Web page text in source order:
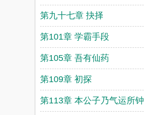
第九十七章 抉择
第101章 学霸手段
第105章 吾有仙药
第109章 初探
第113章 本公子乃气运所钟